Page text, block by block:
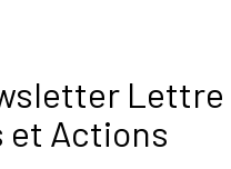
Lettre
et Actions